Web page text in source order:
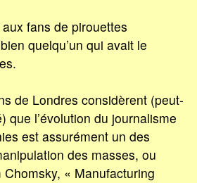
fans de pirouettes
quelqu’un qui avait le
de Londres considèrent (peut-
que l’évolution du journalisme
est assurément un des
des masses, ou
« Manufacturing